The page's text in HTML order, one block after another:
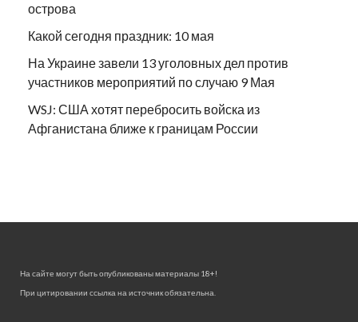
острова
Какой сегодня праздник: 10 мая
На Украине завели 13 уголовных дел против
участников мероприятий по случаю 9 Мая
WSJ: США хотят перебросить войска из
Афганистана ближе к границам России
На сайте могут быть опубликованы материалы 18+!
При цитировании ссылка на источник обязательна.